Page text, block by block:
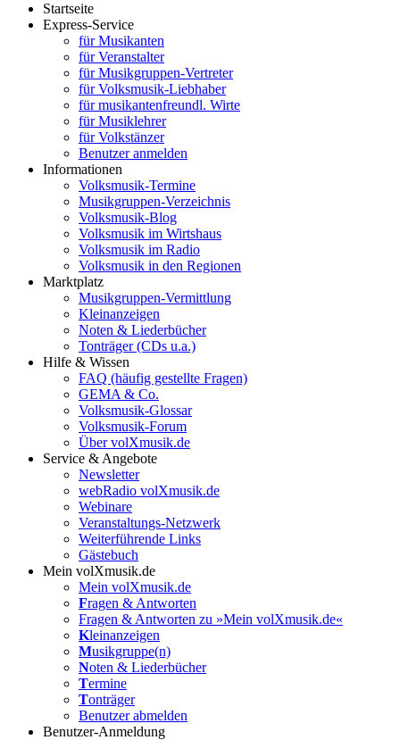
Startseite
Express-Service
für Musikanten
für Veranstalter
für Musikgruppen-Vertreter
für Volksmusik-Liebhaber
für musikantenfreundl. Wirte
für Musiklehrer
für Volkstänzer
Benutzer anmelden
Informationen
Volksmusik-Termine
Musikgruppen-Verzeichnis
Volksmusik-Blog
Volksmusik im Wirtshaus
Volksmusik im Radio
Volksmusik in den Regionen
Marktplatz
Musikgruppen-Vermittlung
Kleinanzeigen
Noten & Liederbücher
Tonträger (CDs u.a.)
Hilfe & Wissen
FAQ (häufig gestellte Fragen)
GEMA & Co.
Volksmusik-Glossar
Volksmusik-Forum
Über volXmusik.de
Service & Angebote
Newsletter
webRadio volXmusik.de
Webinare
Veranstaltungs-Netzwerk
Weiterführende Links
Gästebuch
Mein volXmusik.de
Mein volXmusik.de
Fragen & Antworten
Fragen & Antworten zu »Mein volXmusik.de«
Kleinanzeigen
Musikgruppe(n)
Noten & Liederbücher
Termine
Tonträger
Benutzer abmelden
Benutzer-Anmeldung